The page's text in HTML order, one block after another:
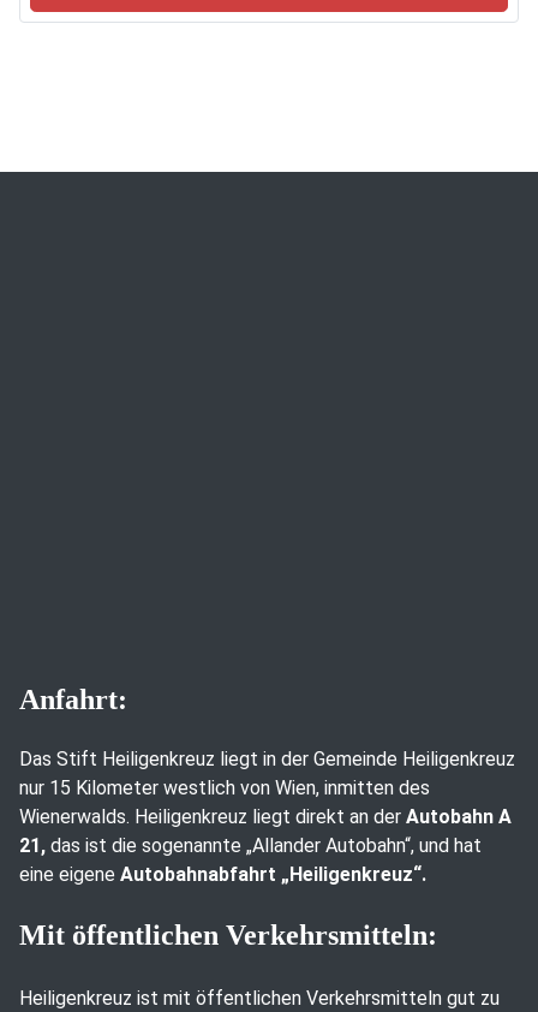
Anfahrt:
Das Stift Heiligenkreuz liegt in der Gemeinde Heiligenkreuz
nur 15 Kilometer westlich von Wien, inmitten des
Wienerwalds. Heiligenkreuz liegt direkt an der Autobahn A
21, das ist die sogenannte „Allander Autobahn“, und hat
eine eigene Autobahnabfahrt „Heiligenkreuz“.
Mit öffentlichen Verkehrsmitteln:
Heiligenkreuz ist mit öffentlichen Verkehrsmitteln gut zu